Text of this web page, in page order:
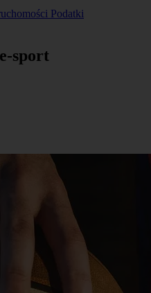
Podatki
sport